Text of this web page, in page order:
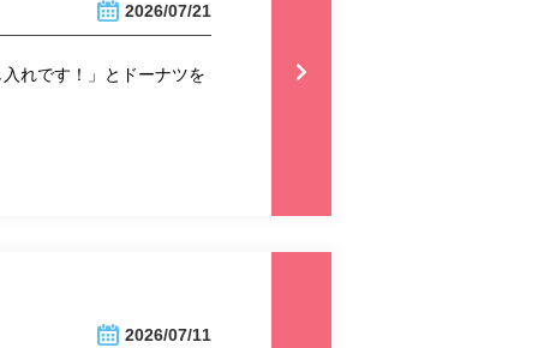
2026/07/21
れです！」とドーナツを
2026/07/11